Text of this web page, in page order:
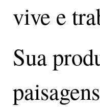
vive e
Sua